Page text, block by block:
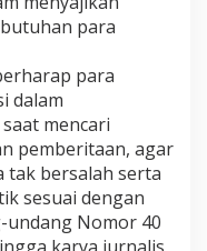
para
para
dalam
mencari
pemberitaan, agar
tak bersalah serta
sesuai dengan
undang Nomor 40